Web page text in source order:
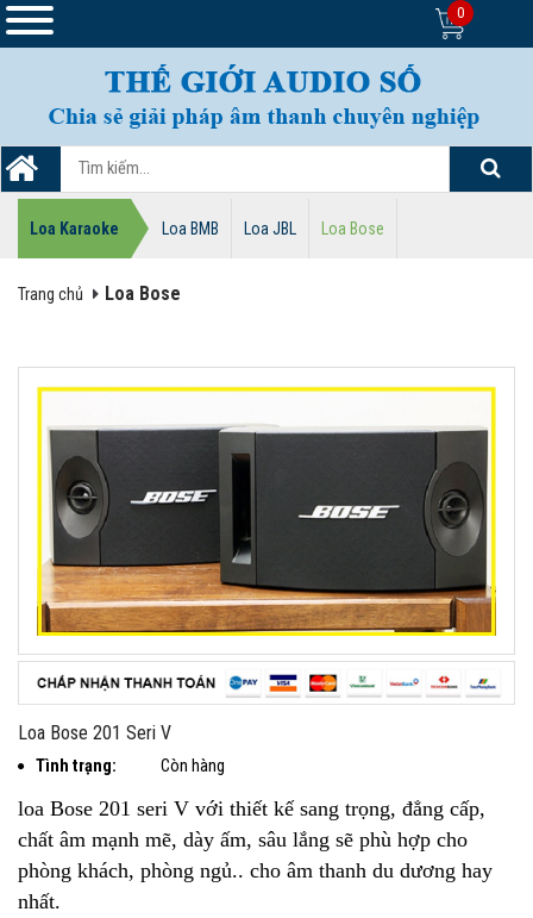
0
Loa Karaoke Loa BMB Loa JBL Loa Bose
Trang chủ Loa Bose
Loa Bose 201 Seri V
Tình trạng: Còn hàng
loa Bose 201 seri V với thiết kế sang trọng, đẳng cấp,
chất âm mạnh mẽ, dày ấm, sâu lắng sẽ phù hợp cho
phòng khách, phòng ngủ.. cho âm thanh du dương hay
nhất.